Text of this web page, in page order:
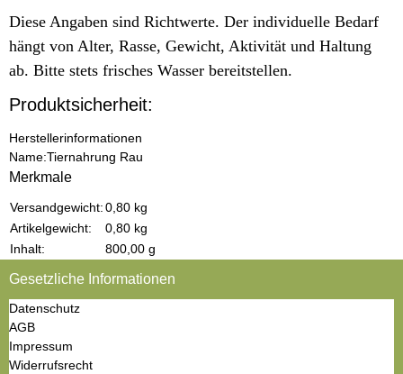
Diese Angaben sind Richtwerte. Der individuelle Bedarf
hängt von Alter, Rasse, Gewicht, Aktivität und Haltung
ab. Bitte stets frisches Wasser bereitstellen.
Produktsicherheit:
Herstellerinformationen
Name:Tiernahrung Rau
Merkmale
Produkteigenschaft
Wert
Versandgewicht:0,80 kg
Artikelgewicht:
0,80 kg
Inhalt:
800,00 g
Gesetzliche Informationen
Datenschutz
AGB
Impressum
Widerrufsrecht